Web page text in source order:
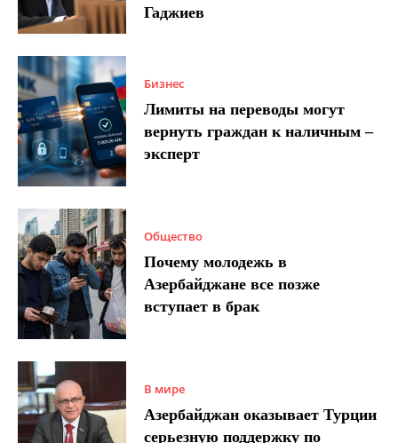
Гаджиев
Бизнес
Лимиты на переводы могут
вернуть граждан к наличным –
эксперт
Общество
Почему молодежь в
Азербайджане все позже
вступает в брак
В мире
Азербайджан оказывает Турции
серьезную поддержку по